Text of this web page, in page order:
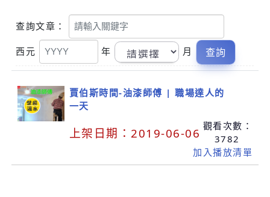
查詢文章：
關
鍵
字
西元 年 月
賈伯斯時間-油漆師傅 | 職場達人的
一天
上架日期： 2019-06-06 觀看次數：
3782
加入播放清單